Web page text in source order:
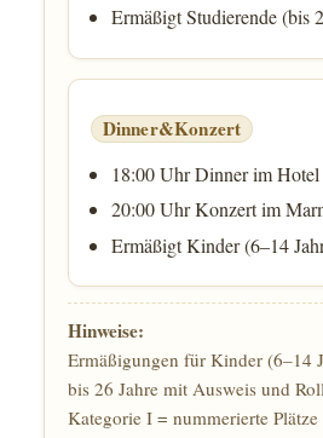
Ermäßigt Studierende (bis
Dinner&Konzert
18:00 Uhr Dinner im Hotel
20:00 Uhr Konzert im
Ermäßigt Kinder (6–14
Hinweise:
Ermäßigungen für Kinder (6–14
bis 26 Jahre mit Ausweis und
Kategorie I = nummerierte